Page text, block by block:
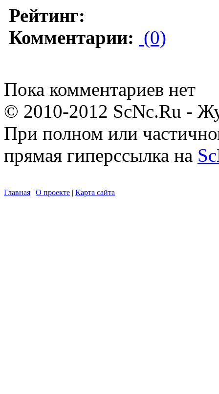
Рейтинг:
Комментарии: (0)
Пока комментариев нет
© 2010-2012 ScNc.Ru -
При полном или
прямая гиперссылка на
Главная | О проекте | Карта сайта